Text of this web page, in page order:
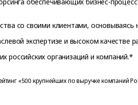
со своими клиентами, основываясь
экспертизе и высоком качестве
российских организаций и компаний.*
«500 крупнейших по выручке компаний